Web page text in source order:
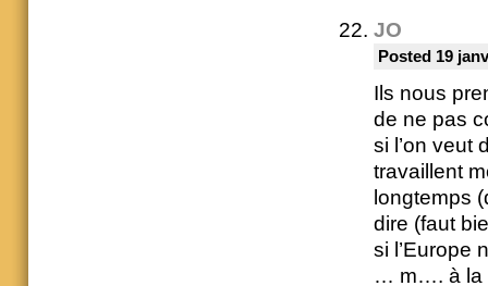
JO
Posted 19
Ils nous
de ne pas
si l’on veut
travaillent
longtemps
dire (faut
si l’Europe
… m…. à la